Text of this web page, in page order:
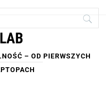
– OD PIERWSZYCH